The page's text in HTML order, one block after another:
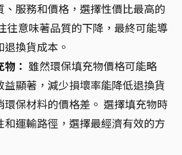
、服務和價格，選擇性價比最高的
往意味著品質的下降，最終可能導
換貨成本。
： 雖然環保填充物價格可能略
益顯著，減少損壞率能降低退換貨
環保材料的價格差。 選擇填充物時
和運輸路徑，選擇最經濟有效的方